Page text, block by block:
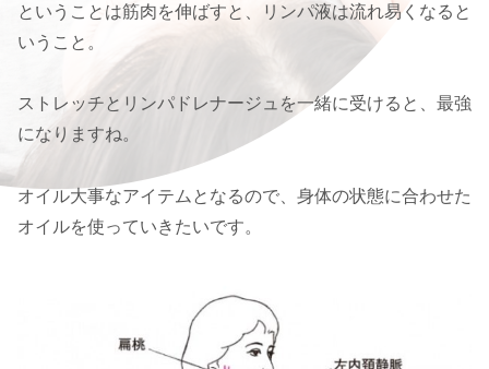
ということは筋肉を伸ばすと、リンパ液は流れ易くなると
いうこと。
ストレッチとリンパドレナージュを一緒に受けると、最強
になりますね。
オイル大事なアイテムとなるので、身体の状態に合わせた
オイルを使っていきたいです。